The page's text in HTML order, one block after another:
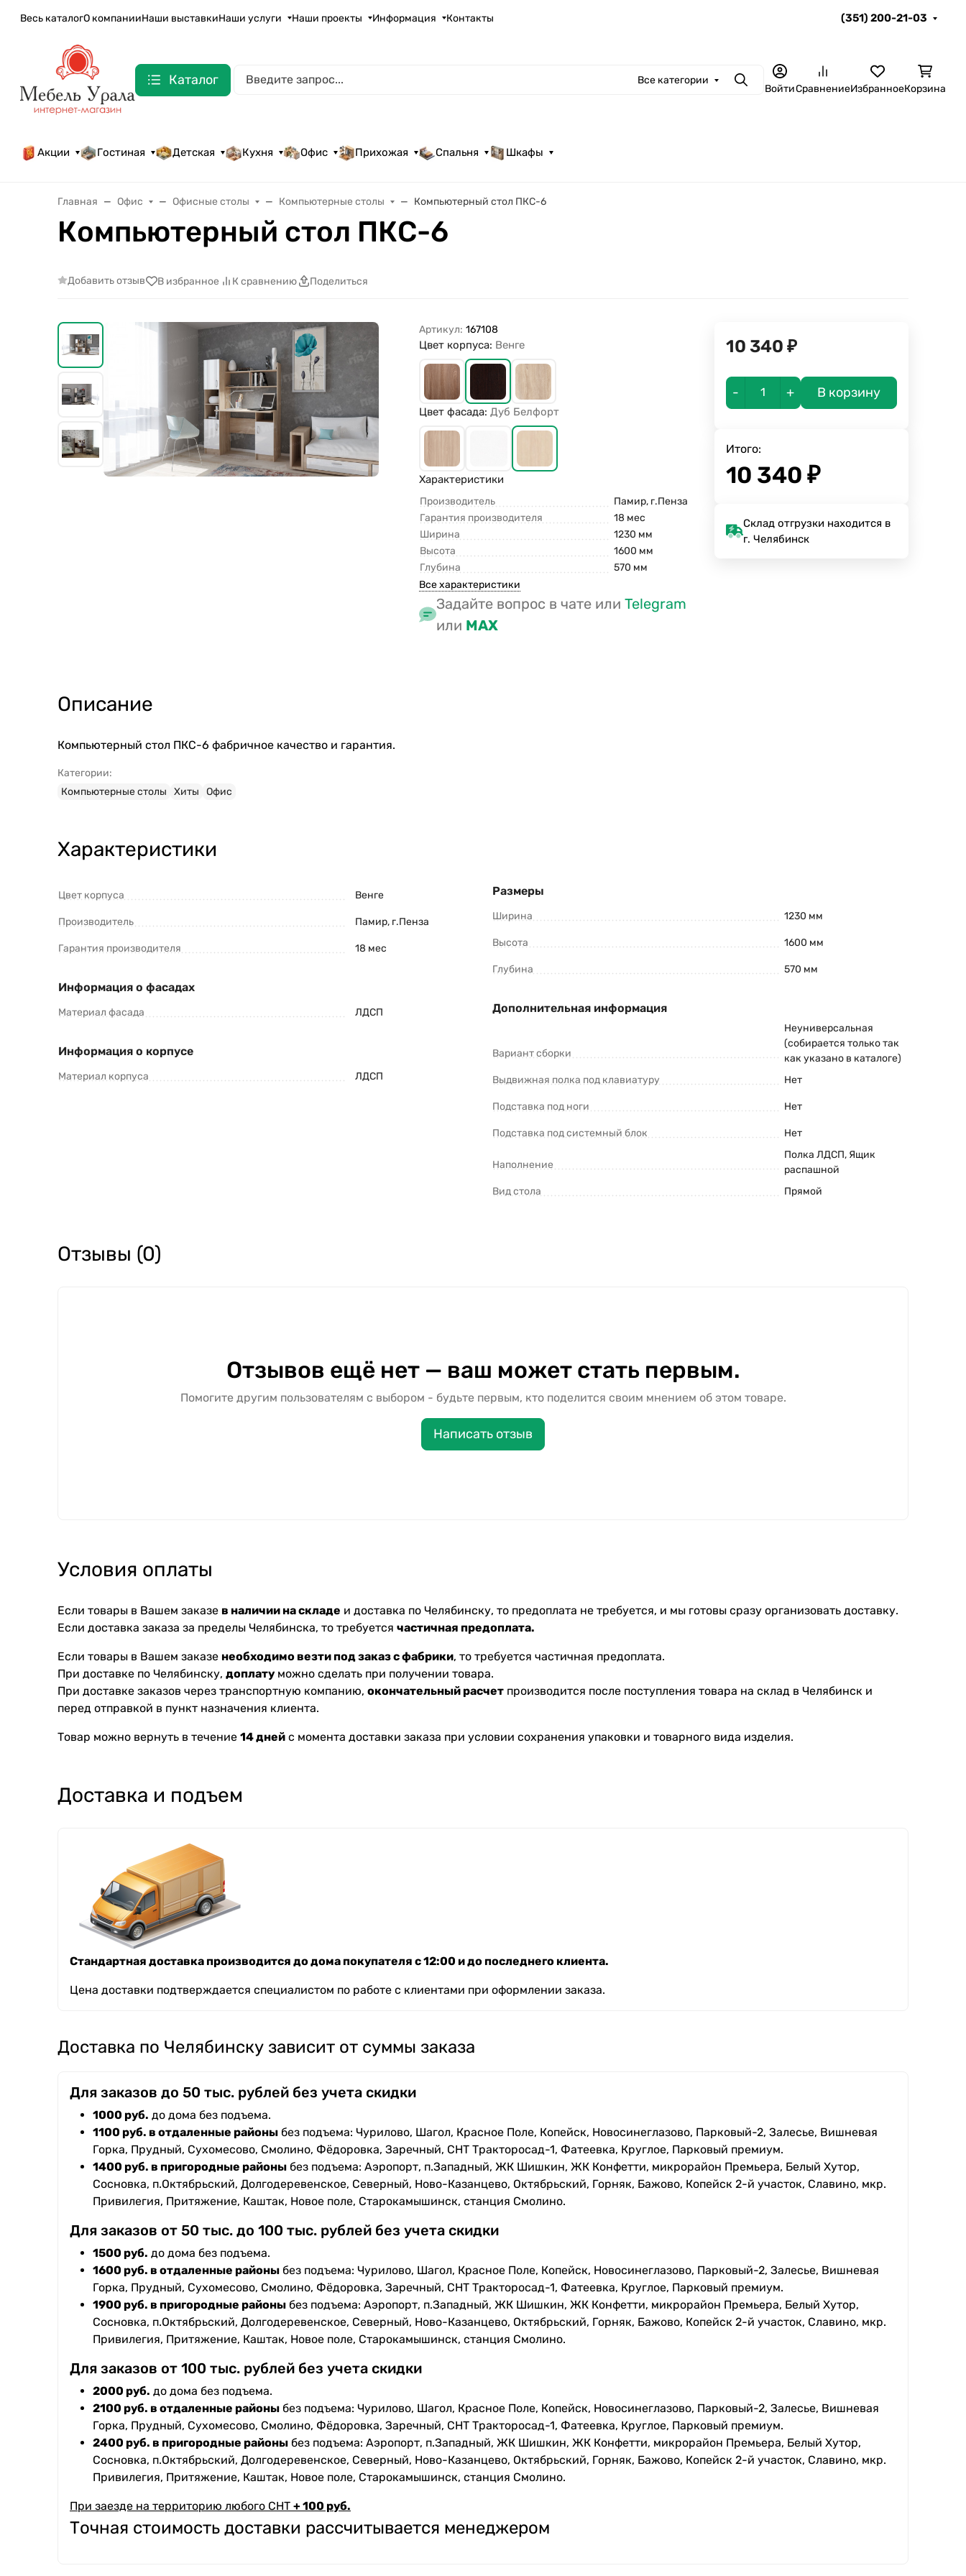
Весь каталогО компанииНаши выставкиНаши услуги Наши проекты Информация Контакты (351) 200-21-03
Каталог Все категории ПоискВойтиСравнениеИзбранноеКорзина
Акции Гостиная Детская Кухня Офис Прихожая Спальня Шкафы
Главная Офис Офисные столы Компьютерные столы Компьютерный стол ПКС-6
Компьютерный стол ПКС-6
Добавить отзыв В избранное К сравнению Поделиться
Артикул: 167108
Цвет корпуса: Венге
Цвет фасада:Дуб Белфорт
Характеристики
Производитель
Памир, г.Пенза
Гарантия производителя
18 мес
Ширина
1230 мм
Высота
1600 мм
Глубина
570 мм
Все характеристики
Задайте вопрос в чате илиTelegram
или MAX
10 340 ₽
- + В корзину
Итого:
10 340 ₽
Склад отгрузки находится в
г. Челябинск
Описание
Компьютерный стол ПКС-6 фабричное качество и гарантия.
Категории:
Компьютерные столы
Хиты Офис
Характеристики
Цвет корпуса Венге
Производитель Памир, г.Пенза
Гарантия производителя 18 мес
Информация о фасадах
Материал фасада ЛДСП
Информация о корпусе
Материал корпуса ЛДСП
Размеры
Ширина 1230 мм
Высота 1600 мм
Глубина 570 мм
Дополнительная информация
Вариант сборки
Неуниверсальная
(собирается только так
как указано в каталоге)
Выдвижная полка под клавиатуру
Нет
Подставка под ноги Нет
Подставка под системный блок Нет
Наполнение
Полка ЛДСП, Ящик
распашной
Вид стола
Прямой
Отзывы (0)
Отзывов ещё нет — ваш может стать первым.
Помогите другим пользователям с выбором - будьте первым, кто поделится своим мнением об этом товаре.
Написать отзыв
Условия оплаты
Если товары в Вашем заказе в наличии на складе и доставка по Челябинску, то предоплата не требуется, и мы готовы сразу организовать доставку.
Если доставка заказа за пределы Челябинска, то требуется частичная предоплата.
Если товары в Вашем заказе необходимо везти под заказ с фабрики, то требуется частичная предоплата.
При доставке по Челябинску, доплату можно сделать при получении товара.
При доставке заказов через транспортную компанию, окончательный расчет производится после поступления товара на склад в Челябинск и
перед отправкой в пункт назначения клиента.
Товар можно вернуть в течение 14 дней с момента доставки заказа при условии сохранения упаковки и товарного вида изделия.
Доставка и подъем
Стандартная доставка производится до дома покупателя с 12:00 и до последнего клиента.
Цена доставки подтверждается специалистом по работе с клиентами при оформлении заказа.
Доставка по Челябинску зависит от суммы заказа
Для заказов до 50 тыс. рублей без учета скидки
1000 руб. до дома без подъема.
1100 руб. в отдаленные районы без подъема: Чурилово, Шагол, Красное Поле, Копейск, Новосинеглазово, Парковый-2, Залесье, Вишневая
Горка, Прудный, Сухомесово, Смолино, Фёдоровка, Заречный, СНТ Тракторосад-1, Фатеевка, Круглое, Парковый премиум.
1400 руб. в пригородные районы без подъема: Аэропорт, п.Западный, ЖК Шишкин, ЖК Конфетти, микрорайон Премьера, Белый Хутор,
Сосновка, п.Октябрьский, Долгодеревенское, Северный, Ново-Казанцево, Октябрьский, Горняк, Бажово, Копейск 2-й участок, Славино, мкр.
Привилегия, Притяжение, Каштак, Новое поле, Старокамышинск, станция Смолино.
Для заказов от 50 тыс. до 100 тыс. рублей без учета скидки
1500 руб. до дома без подъема.
1600 руб. в отдаленные районы без подъема: Чурилово, Шагол, Красное Поле, Копейск, Новосинеглазово, Парковый-2, Залесье, Вишневая
Горка, Прудный, Сухомесово, Смолино, Фёдоровка, Заречный, СНТ Тракторосад-1, Фатеевка, Круглое, Парковый премиум.
1900 руб. в пригородные районы без подъема: Аэропорт, п.Западный, ЖК Шишкин, ЖК Конфетти, микрорайон Премьера, Белый Хутор,
Сосновка, п.Октябрьский, Долгодеревенское, Северный, Ново-Казанцево, Октябрьский, Горняк, Бажово, Копейск 2-й участок, Славино, мкр.
Привилегия, Притяжение, Каштак, Новое поле, Старокамышинск, станция Смолино.
Для заказов от 100 тыс. рублей без учета скидки
2000 руб. до дома без подъема.
2100 руб. в отдаленные районы без подъема: Чурилово, Шагол, Красное Поле, Копейск, Новосинеглазово, Парковый-2, Залесье, Вишневая
Горка, Прудный, Сухомесово, Смолино, Фёдоровка, Заречный, СНТ Тракторосад-1, Фатеевка, Круглое, Парковый премиум.
2400 руб. в пригородные районы без подъема: Аэропорт, п.Западный, ЖК Шишкин, ЖК Конфетти, микрорайон Премьера, Белый Хутор,
Сосновка, п.Октябрьский, Долгодеревенское, Северный, Ново-Казанцево, Октябрьский, Горняк, Бажово, Копейск 2-й участок, Славино, мкр.
Привилегия, Притяжение, Каштак, Новое поле, Старокамышинск, станция Смолино.
При заезде на территорию любого СНТ + 100 руб.
Точная стоимость доставки рассчитывается менеджером